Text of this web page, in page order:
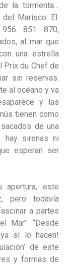
la tormenta…
del Marisco. El
851 870,
al mar que
una estrella
Prix du Chef de
sin reservas.
al océano y va
y las
tienen como
de una
hay sirenas ni
esperan ser
este
pero todavía
a partes
Mar’: “Desde
sí lo hacen!
de este
y formas de